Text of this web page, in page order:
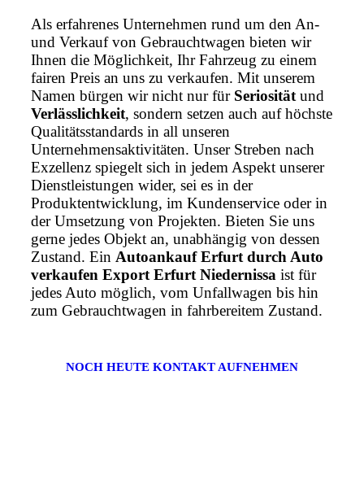
Als erfahrenes Unternehmen rund um den An-
und Verkauf von Gebrauchtwagen bieten wir
Ihnen die Möglichkeit, Ihr Fahrzeug zu einem
fairen Preis an uns zu verkaufen. Mit unserem
Namen bürgen wir nicht nur für Seriosität und
Verlässlichkeit, sondern setzen auch auf höchste
Qualitätsstandards in all unseren
Unternehmensaktivitäten. Unser Streben nach
Exzellenz spiegelt sich in jedem Aspekt unserer
Dienstleistungen wider, sei es in der
Produktentwicklung, im Kundenservice oder in
der Umsetzung von Projekten. Bieten Sie uns
gerne jedes Objekt an, unabhängig von dessen
Zustand. Ein Autoankauf Erfurt durch Auto
verkaufen Export Erfurt Niedernissa ist für
jedes Auto möglich, vom Unfallwagen bis hin
zum Gebrauchtwagen in fahrbereitem Zustand.
NOCH HEUTE KONTAKT AUFNEHMEN